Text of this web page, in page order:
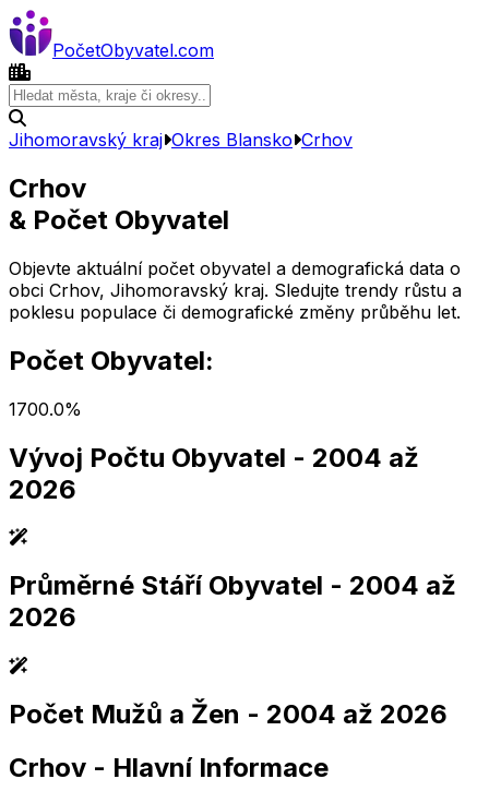
PočetObyvatel.com
Jihomoravský kraj Okres Blansko Crhov
Crhov
& Počet Obyvatel
Objevte aktuální počet obyvatel a demografická data o
obci Crhov, Jihomoravský kraj. Sledujte trendy růstu a
poklesu populace či demografické změny průběhu let.
Počet Obyvatel:
1700.0%
Vývoj Počtu Obyvatel - 2004 až
2026
2,005 2,010 2,015 2,020 2,025
2,005 2,010 2,015 2,020 2,025
Průměrné Stáří Obyvatel - 2004 až
2026
2,005 2,010 2,015 2,020 2,025
2,005 2,010 2,015 2,020 2,025
Počet Mužů a Žen - 2004 až 2026
Crhov - Hlavní Informace